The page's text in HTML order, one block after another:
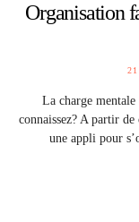
Organisation
21
La charge
connaissez? A partir
une appli pour